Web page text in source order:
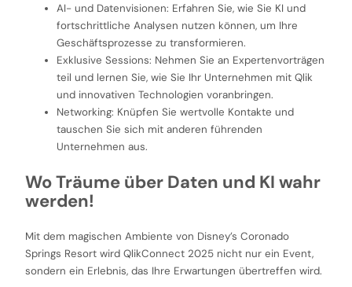
AI- und Datenvisionen: Erfahren Sie, wie Sie KI und
fortschrittliche Analysen nutzen können, um Ihre
Geschäftsprozesse zu transformieren.
Exklusive Sessions: Nehmen Sie an Expertenvorträgen
teil und lernen Sie, wie Sie Ihr Unternehmen mit Qlik
und innovativen Technologien voranbringen.
Networking: Knüpfen Sie wertvolle Kontakte und
tauschen Sie sich mit anderen führenden
Unternehmen aus.
Wo Träume über Daten und KI wahr
werden!
Mit dem magischen Ambiente von Disney’s Coronado
Springs Resort wird QlikConnect 2025 nicht nur ein Event,
sondern ein Erlebnis, das Ihre Erwartungen übertreffen wird.